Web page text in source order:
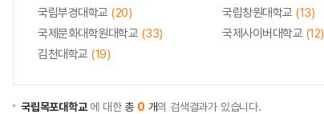
국립부경대학교 (20) 국립창원대학교 (13)
국제문화대학원대학교 (33) 국제사이버대학교 (12)
김천대학교 (19)
국립목포대학교에 대한총 0 개의 검색결과가 있습니다.